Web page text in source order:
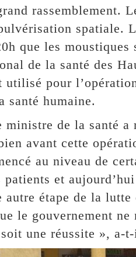
rassemblement.
spatiale.
que les
de la santé des
utilisé pour
santé humaine.
ministre de la santé
avant cette
au niveau de
patients et
autre étape de la
le gouvernement
une réussite », a-